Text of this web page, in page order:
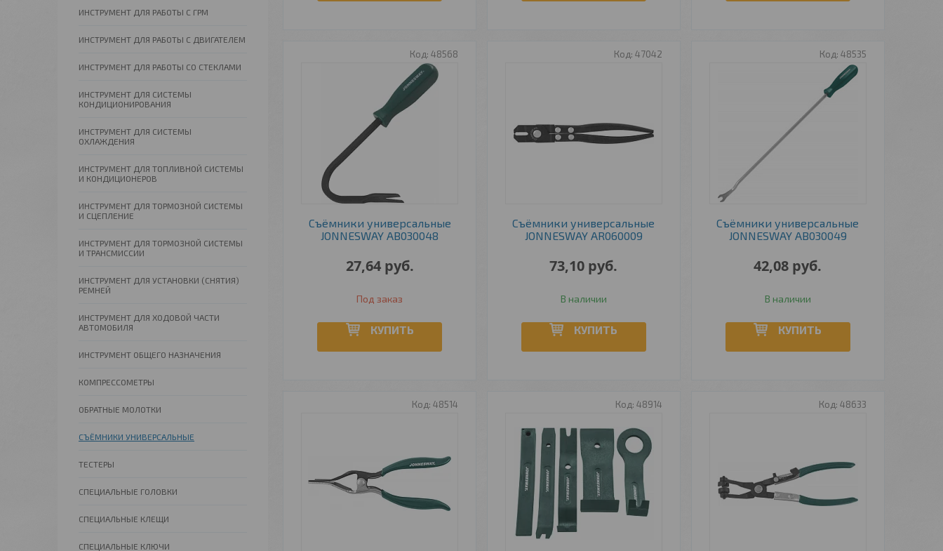
48568
Съёмники универсальные
JONNESWAY AB030048
27,64 руб.
Под заказ
КУПИТЬ
47042
Съёмники универсальные
JONNESWAY AR060009
73,10 руб.
В наличии
КУПИТЬ
48535
Съёмники универсальные
JONNESWAY AB030049
42,08 руб.
В наличии
КУПИТЬ
48514 48914 48633
ИНСТРУМЕНТ ДЛЯ РАБОТЫ С ГРМ
ИНСТРУМЕНТ ДЛЯ РАБОТЫ С ДВИГАТЕЛЕМ
ИНСТРУМЕНТ ДЛЯ РАБОТЫ СО СТЕКЛАМИ
ИНСТРУМЕНТ ДЛЯ СИСТЕМЫ
КОНДИЦИОНИРОВАНИЯ
ИНСТРУМЕНТ ДЛЯ СИСТЕМЫ
ОХЛАЖДЕНИЯ
ИНСТРУМЕНТ ДЛЯ ТОПЛИВНОЙ СИСТЕМЫ
И КОНДИЦИОНЕРОВ
ИНСТРУМЕНТ ДЛЯ ТОРМОЗНОЙ СИСТЕМЫ
И СЦЕПЛЕНИЕ
ИНСТРУМЕНТ ДЛЯ ТОРМОЗНОЙ СИСТЕМЫ
И ТРАНСМИССИИ
ИНСТРУМЕНТ ДЛЯ УСТАНОВКИ (СНЯТИЯ)
РЕМНЕЙ
ИНСТРУМЕНТ ДЛЯ ХОДОВОЙ ЧАСТИ
АВТОМОБИЛЯ
ИНСТРУМЕНТ ОБЩЕГО НАЗНАЧЕНИЯ
КОМПРЕССОМЕТРЫ
ОБРАТНЫЕ МОЛОТКИ
СЪЁМНИКИ УНИВЕРСАЛЬНЫЕ
ТЕСТЕРЫ
СПЕЦИАЛЬНЫЕ ГОЛОВКИ
СПЕЦИАЛЬНЫЕ КЛЕЩИ
СПЕЦИАЛЬНЫЕ КЛЮЧИ